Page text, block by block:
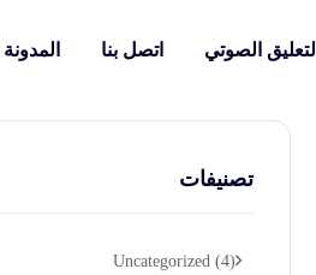
التعليق الصوتي اتصل بنا المدونة
تصنيفات
Uncategorized (4)